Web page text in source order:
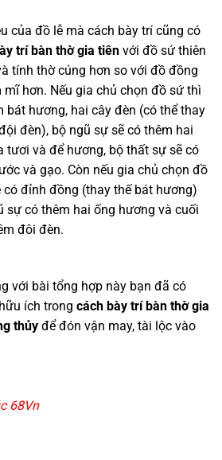
của đồ lễ mà cách bày trí cũng có
trí bàn thờ gia tiên với đồ sứ thiên
tính thờ cúng hơn so với đồ đồng
hơn. Nếu gia chủ chọn đồ sứ thì
bát hương, hai cây đèn (có thể thay
đèn), bộ ngũ sự sẽ có thêm hai
tươi và để hương, bộ thất sự sẽ có
và gạo. Còn nếu gia chủ chọn đồ
đỉnh đồng (thay thế bát hương)
sự có thêm hai ống hương và cuối
đôi đèn.
với bài tổng hợp này bạn đã có
ích trong cách bày trí bàn thờ gia
thủy để đón vận may, tài lộc vào
68Vn